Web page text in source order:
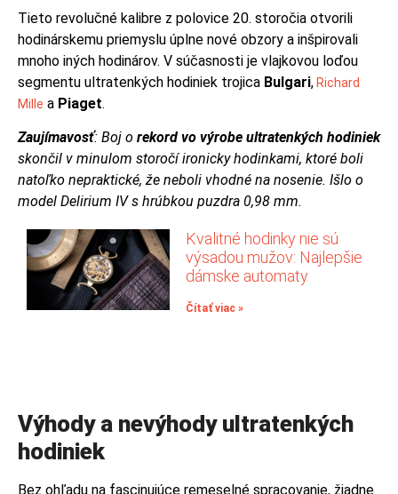
Tieto revolučné kalibre z polovice 20. storočia otvorili
hodinárskemu priemyslu úplne nové obzory a inšpirovali
mnoho iných hodinárov. V súčasnosti je vlajkovou loďou
segmentu ultratenkých hodiniek trojica Bulgari,Richard
Mille a Piaget.
Zaujímavosť: Boj o rekord vo výrobe ultratenkých hodiniek
skončil v minulom storočí ironicky hodinkami, ktoré boli
natoľko nepraktické, že neboli vhodné na nosenie. Išlo o
model Delirium IV s hrúbkou puzdra 0,98 mm.
Kvalitné hodinky nie sú
výsadou mužov: Najlepšie
dámske automaty
Čítať viac »
Výhody a nevýhody ultratenkých
hodiniek
Bez ohľadu na fascinujúce remeselné spracovanie, žiadne